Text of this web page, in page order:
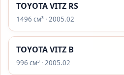
TOYOTA VITZ RS
1496 см³ · 2005.02
TOYOTA VITZ B
996 см³ · 2005.02